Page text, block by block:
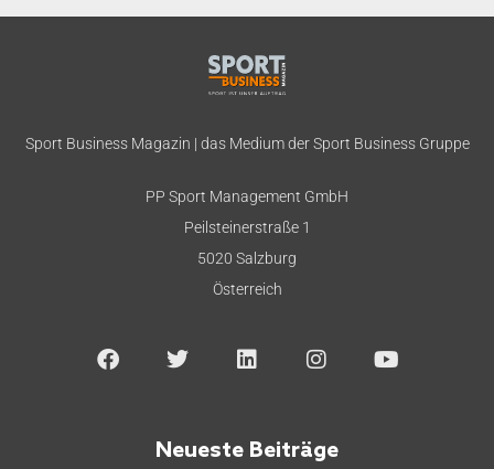
Sport Business Magazin | das Medium der Sport Business Gruppe
PP Sport Management GmbH
Peilsteinerstraße 1
5020 Salzburg
Österreich
Neueste Beiträge